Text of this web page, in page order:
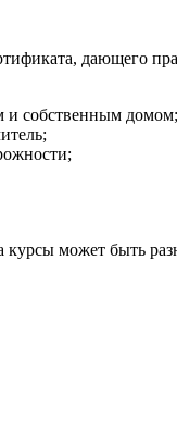
дающего
и собственным домом;
курсы может быть